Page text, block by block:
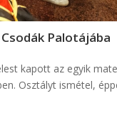
Palotájába
kapott az egyik
Osztályt ismétel,